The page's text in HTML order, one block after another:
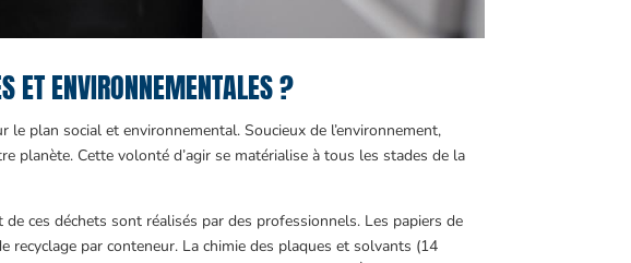
ET ENVIRONNEMENTALES ?
le plan social et environnemental. Soucieux de l’environnement,
planète. Cette volonté d’agir se matérialise à tous les stades de la
ces déchets sont réalisés par des professionnels. Les papiers de
recyclage par conteneur. La chimie des plaques et solvants (14